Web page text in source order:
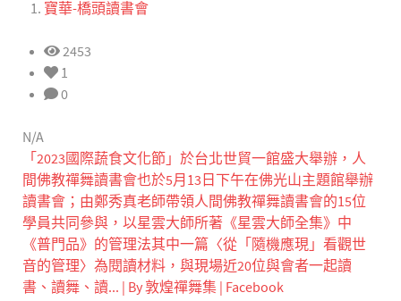
寶華-橋頭讀書會
2453
1
0
N/A
「2023國際蔬食文化節」於台北世貿一館盛大舉辦，人
間佛教禪舞讀書會也於5月13日下午在佛光山主題館舉辦
讀書會；由鄭秀真老師帶領人間佛教禪舞讀書會的15位
學員共同參與，以星雲大師所著《星雲大師全集》中
《普門品》的管理法其中一篇〈從「隨機應現」看觀世
音的管理〉為閱讀材料，與現場近20位與會者一起讀
書、讀舞、讀... | By 敦煌禪舞集 | Facebook